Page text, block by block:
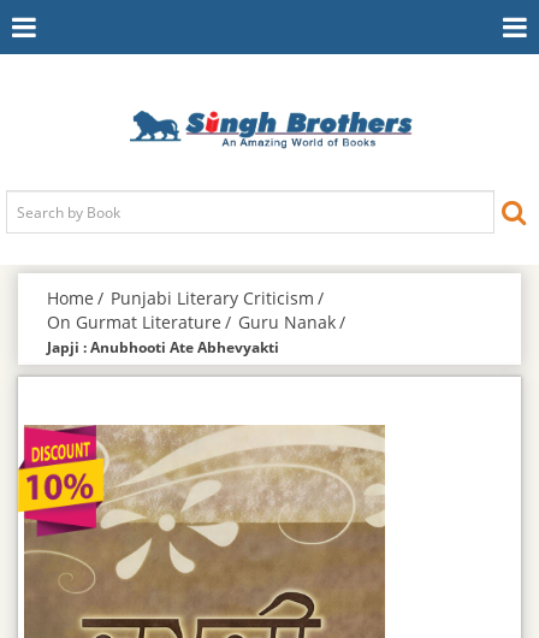
Toggle
Home
Punjabi Literary Criticism
On Gurmat Literature
Guru Nanak
Japji : Anubhooti Ate Abhevyakti